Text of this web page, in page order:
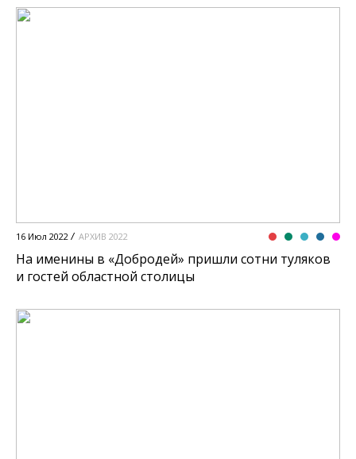
16 Июл 2022 АРХИВ 2022
На именины в «Добродей» пришли сотни туляков
и гостей областной столицы